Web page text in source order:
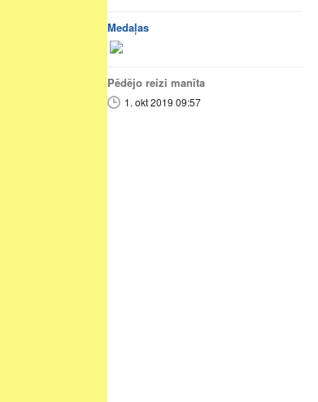
Medaļas
Pēdējo reizi manīta
1. okt 2019 09:57